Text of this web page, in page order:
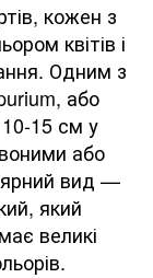
кожен з
квітів і
Одним з
або
15 см у
або
вид —
який
великі